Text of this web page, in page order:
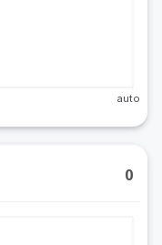
auto
0